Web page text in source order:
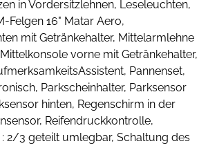
in Vordersitzlehnen, Leseleuchten,
Felgen 16" Matar Aero,
mit Getränkehalter, Mittelarmlehne
vorne mit Getränkehalter,
Pannenset,
Parkscheinhalter, Parksensor
hinten, Regenschirm in der
Reifendruckkontrolle,
2/3 geteilt umlegbar, Schaltung des